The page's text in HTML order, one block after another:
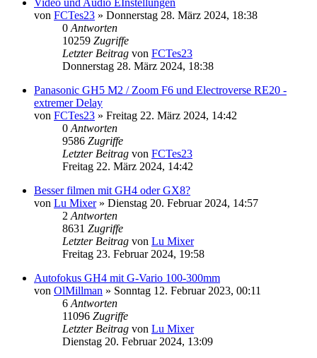
von FCTes23 » Donnerstag 28. März 2024, 18:38
0 Antworten
10259 Zugriffe
Letzter Beitrag von FCTes23
Donnerstag 28. März 2024, 18:38
Panasonic GH5 M2 / Zoom F6 und Electroverse RE20 -
extremer Delay
von FCTes23 » Freitag 22. März 2024, 14:42
0 Antworten
9586 Zugriffe
Letzter Beitrag von FCTes23
Freitag 22. März 2024, 14:42
Besser filmen mit GH4 oder GX8?
von Lu Mixer» Dienstag 20. Februar 2024, 14:57
2 Antworten
8631 Zugriffe
Letzter Beitrag von Lu Mixer
Freitag 23. Februar 2024, 19:58
Autofokus GH4 mit G-Vario 100-300mm
von OlMillman » Sonntag 12. Februar 2023, 00:11
6 Antworten
11096 Zugriffe
Letzter Beitrag von Lu Mixer
Dienstag 20. Februar 2024, 13:09